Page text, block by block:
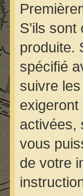
S’ils
produite.
spécifié
suivre
activées,
vous
de votre